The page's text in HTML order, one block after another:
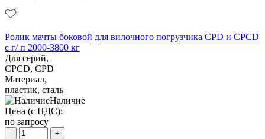
Ролик мачты боковой для вилочного погрузчика CPD и CPCD
с г/ п 2000-3800 кг
Для серий,
CPCD, CPD
Материал,
пластик, сталь
Наличие
Цена (с НДС):
по запросу
- +